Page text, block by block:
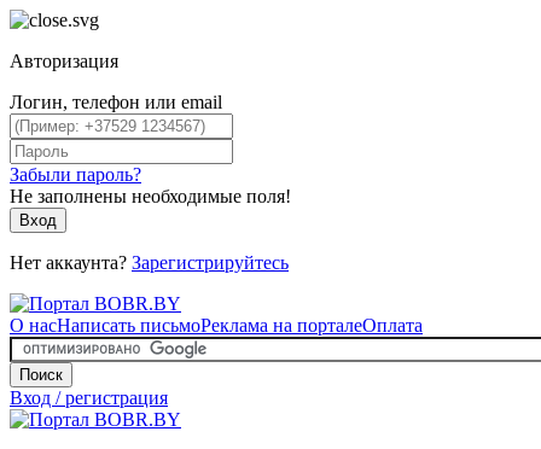
Авторизация
Логин, телефон или email
Забыли пароль?
Не заполнены необходимые поля!
Вход
Нет аккаунта? Зарегистрируйтесь
О насНаписать письмоРеклама на порталеОплата
Поиск
Вход / регистрация